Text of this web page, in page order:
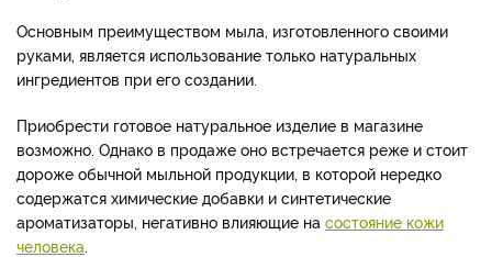
Основным преимуществом мыла, изготовленного своими
руками, является использование только натуральных
ингредиентов при его создании.
Приобрести готовое натуральное изделие в магазине
возможно. Однако в продаже оно встречается реже и стоит
дороже обычной мыльной продукции, в которой нередко
содержатся химические добавки и синтетические
ароматизаторы, негативно влияющие на состояние кожи
человека